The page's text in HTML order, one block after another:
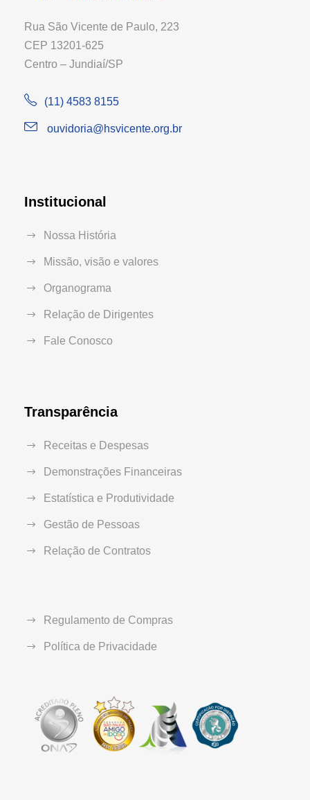
Rua São Vicente de Paulo, 223
CEP 13201-625
Centro – Jundiaí/SP
(11) 4583 8155
ouvidoria@hsvicente.org.br
Institucional
Nossa História
Missão, visão e valores
Organograma
Relação de Dirigentes
Fale Conosco
Transparência
Receitas e Despesas
Demonstrações Financeiras
Estatística e Produtividade
Gestão de Pessoas
Relação de Contratos
Regulamento de Compras
Política de Privacidade